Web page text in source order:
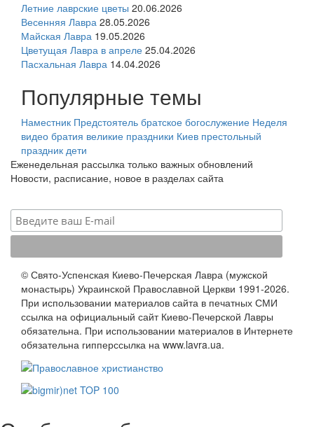
Летние лаврские цветы 20.06.2026
Весенняя Лавра 28.05.2026
Майская Лавра 19.05.2026
Цветущая Лавра в апреле 25.04.2026
Пасхальная Лавра 14.04.2026
Популярные темы
Наместник Предстоятель братское богослужение Неделя
видео братия великие праздники Киев престольный
праздник дети
Еженедельная рассылка только важных обновлений
Новости, расписание, новое в разделах сайта
© Свято-Успенская Киево-Печерская Лавра (мужской
монастырь) Украинской Православной Церкви 1991-2026.
При использовании материалов сайта в печатных СМИ
ссылка на официальный сайт Киево-Печерской Лавры
обязательна. При использовании материалов в Интернете
обязательна гипперссылка на www.lavra.ua.